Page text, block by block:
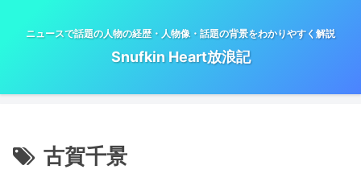
ニュースで話題の人物の経歴・人物像・話題の背景をわかりやすく解説
Snufkin Heart放浪記
古賀千景